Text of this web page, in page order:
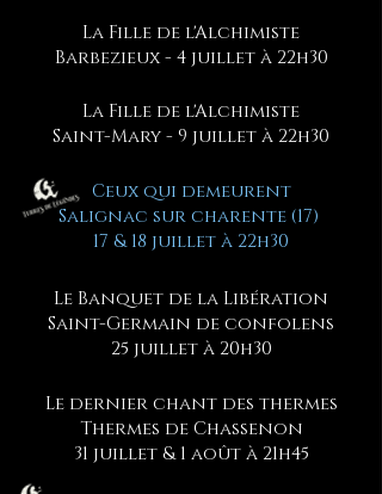
La Fille de l'Alchimiste
Barbezieux - 4 juillet à 22h30
La Fille de l'Alchimiste
Saint-Mary - 9 juillet à 22h30
Ceux qui demeurent
Salignac sur charente (17)
17 & 18 juillet à 22h30
Le Banquet de la Libération
Saint-Germain de confolens
25 juillet à 20h30
Le dernier chant des thermes
Thermes de Chassenon
31 juillet & 1 août à 21h45